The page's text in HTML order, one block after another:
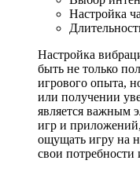
Настройка
Настройка
быть не только
игрового опыта,
или получении
является важным
игр и
ощущать игру на
свои потребности